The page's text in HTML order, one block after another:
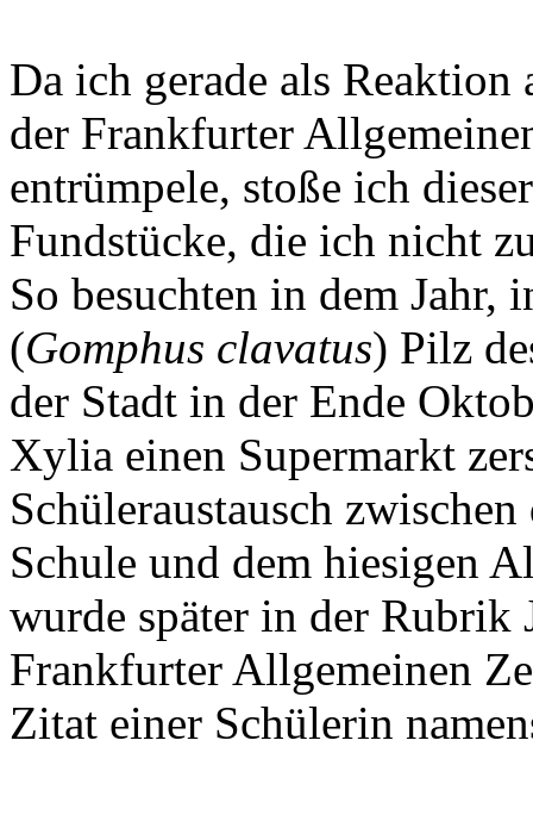
Da ich gerade als
der Frankfurter
entrümpele, stoße ich
Fundstücke, die ich nicht
So besuchten in dem Jahr,
(Gomphus clavatus) Pilz
der Stadt in der Ende
Xylia einen Supermarkt
Schüleraustausch
Schule und dem hiesigen
wurde später in der
Frankfurter Allgemeinen
Zitat einer Schülerin